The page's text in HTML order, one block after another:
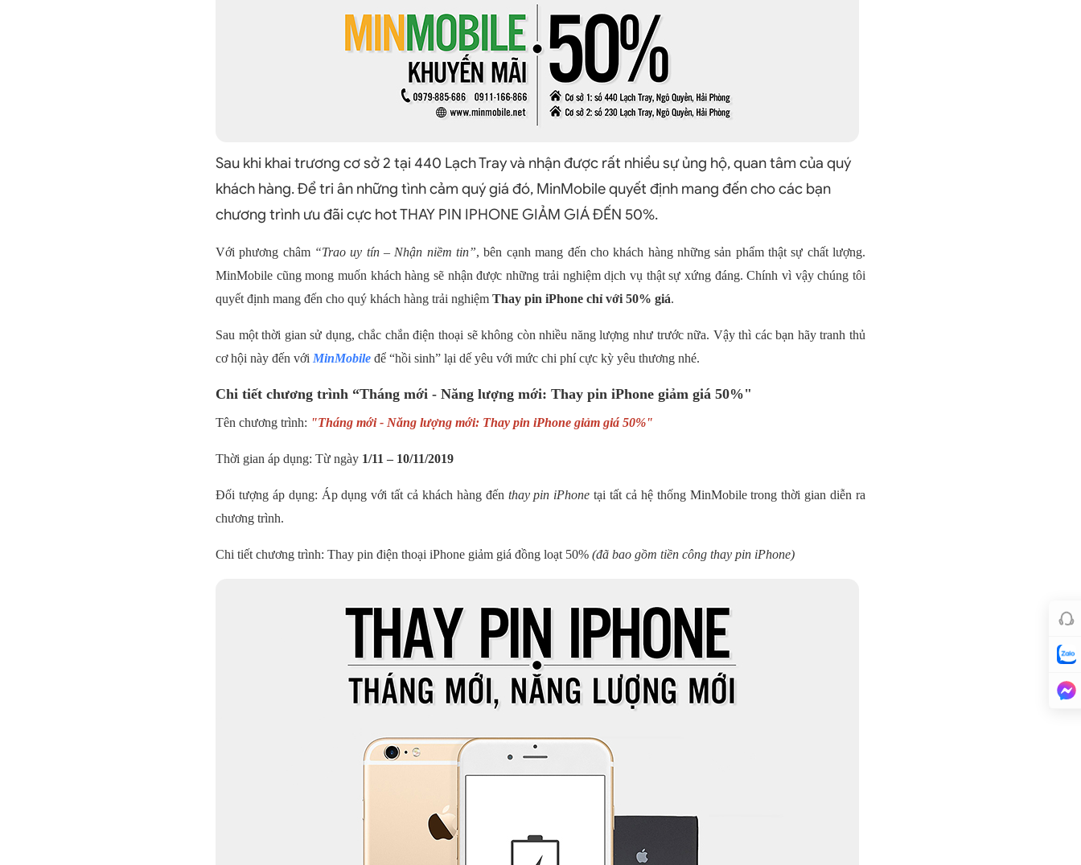
Sau khi khai trương cơ sở 2 tại 440 Lạch Tray và nhận được rất nhiều sự ủng hộ, quan tâm của quý
khách hàng. Để tri ân những tình cảm quý giá đó, MinMobile quyết định mang đến cho các bạn
chương trình ưu đãi cực hot THAY PIN IPHONE GIẢM GIÁ ĐẾN 50%.
Với phương châm “Trao uy tín – Nhận niềm tin”, bên cạnh mang đến cho khách hàng những sản phẩm thật sự chất lượng.
MinMobile cũng mong muốn khách hàng sẽ nhận được những trải nghiệm dịch vụ thật sự xứng đáng. Chính vì vậy chúng tôi
quyết định mang đến cho quý khách hàng trải nghiệm Thay pin iPhone chỉ với 50% giá.
Sau một thời gian sử dụng, chắc chắn điện thoại sẽ không còn nhiều năng lượng như trước nữa. Vậy thì các bạn hãy tranh thủ
cơ hội này đến với MinMobile để “hồi sinh” lại dế yêu với mức chi phí cực kỳ yêu thương nhé.
Chi tiết chương trình “Tháng mới - Năng lượng mới: Thay pin iPhone giảm giá 50%"
Tên chương trình: "Tháng mới - Năng lượng mới: Thay pin iPhone giảm giá 50%"
Thời gian áp dụng: Từ ngày 1/11 – 10/11/2019
Đối tượng áp dụng: Áp dụng với tất cả khách hàng đến thay pin iPhone tại tất cả hệ thống MinMobile trong thời gian diễn ra
chương trình.
Chi tiết chương trình: Thay pin điện thoại iPhone giảm giá đồng loạt 50% (đã bao gồm tiền công thay pin iPhone)